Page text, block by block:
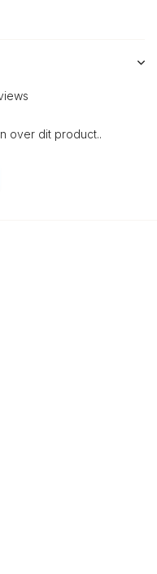
over dit product..